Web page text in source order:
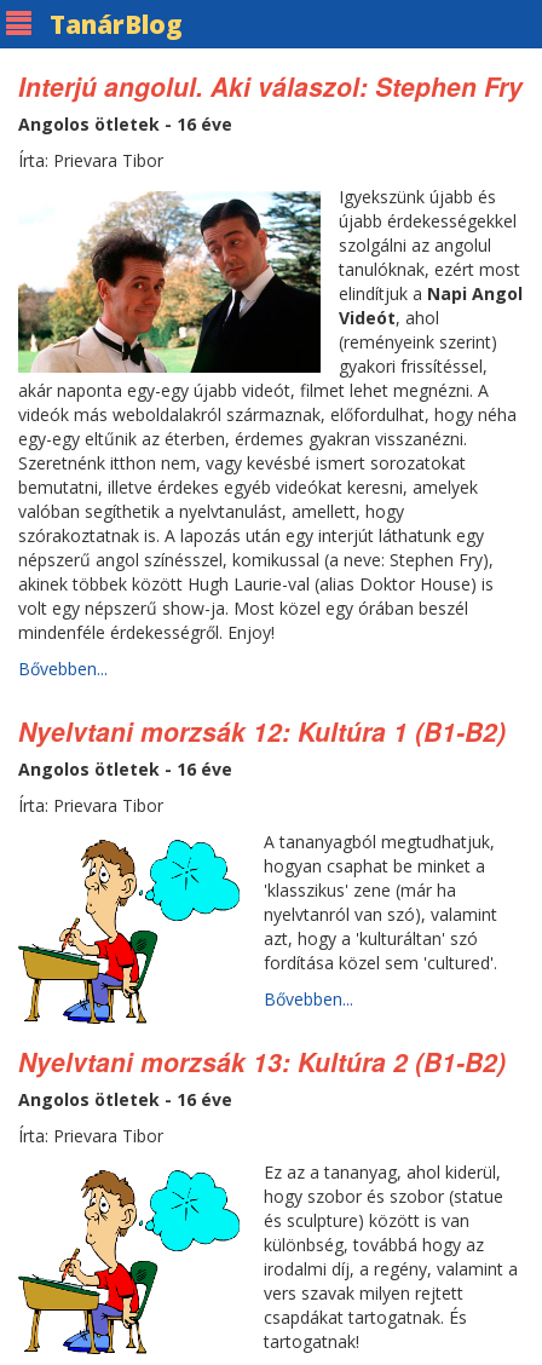
TanárBlog
Interjú angolul. Aki válaszol: Stephen Fry
Angolos ötletek - 16 éve
Írta: Prievara Tibor
Igyekszünk újabb és
újabb érdekességekkel
szolgálni az angolul
tanulóknak, ezért most
elindítjuk a Napi Angol
Videót, ahol
(reményeink szerint)
gyakori frissítéssel,
akár naponta egy-egy újabb videót, filmet lehet megnézni. A
videók más weboldalakról származnak, előfordulhat, hogy néha
egy-egy eltűnik az éterben, érdemes gyakran visszanézni.
Szeretnénk itthon nem, vagy kevésbé ismert sorozatokat
bemutatni, illetve érdekes egyéb videókat keresni, amelyek
valóban segíthetik a nyelvtanulást, amellett, hogy
szórakoztatnak is. A lapozás után egy interjút láthatunk egy
népszerű angol színésszel, komikussal (a neve: Stephen Fry),
akinek többek között Hugh Laurie-val (alias Doktor House) is
volt egy népszerű show-ja. Most közel egy órában beszél
mindenféle érdekességről. Enjoy!
Bővebben...
Nyelvtani morzsák 12: Kultúra 1 (B1-B2)
Angolos ötletek - 16 éve
Írta: Prievara Tibor
A tananyagból megtudhatjuk,
hogyan csaphat be minket a
'klasszikus' zene (már ha
nyelvtanról van szó), valamint
azt, hogy a 'kulturáltan' szó
fordítása közel sem 'cultured'.
Bővebben...
Nyelvtani morzsák 13: Kultúra 2 (B1-B2)
Angolos ötletek - 16 éve
Írta: Prievara Tibor
Ez az a tananyag, ahol kiderül,
hogy szobor és szobor (statue
és sculpture) között is van
különbség, továbbá hogy az
irodalmi díj, a regény, valamint a
vers szavak milyen rejtett
csapdákat tartogatnak. És
tartogatnak!